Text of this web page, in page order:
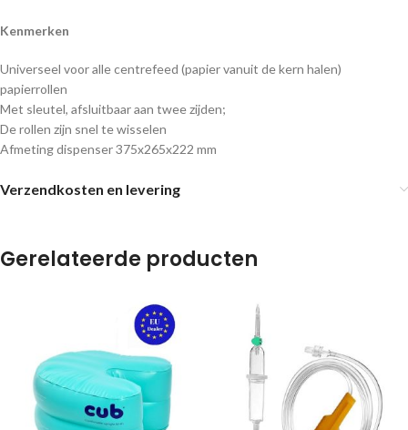
Kenmerken
Universeel voor alle centrefeed (papier vanuit de kern halen)
papierrollen
Met sleutel, afsluitbaar aan twee zijden;
De rollen zijn snel te wisselen
Afmeting dispenser 375x265x222 mm
Verzendkosten en levering
Gerelateerde producten